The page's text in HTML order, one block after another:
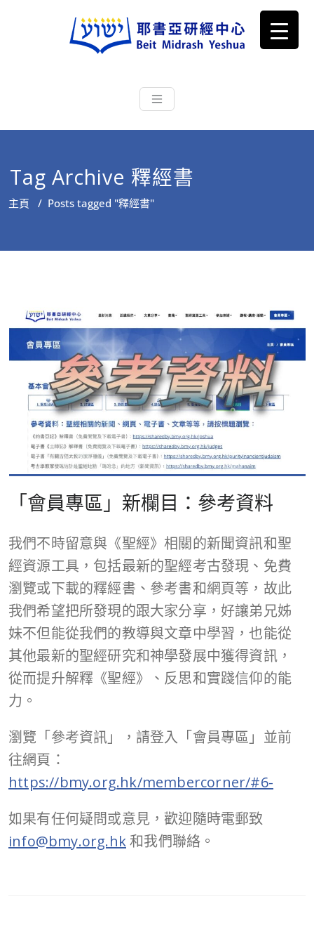
耶書亞研經中心
根源明白聖經，成為更好的門徒
Tag Archive 釋經書
主頁 / Posts tagged "釋經書"
「會員專區」新欄目：參考資料
我們不時留意與《聖經》相關的新聞資訊和聖
經資源工具，包括最新的聖經考古發現、免費
瀏覽或下載的釋經書、參考書和網頁等，故此
我們希望把所發現的跟大家分享，好讓弟兄姊
妹不但能從我們的教導與文章中學習，也能從
其他最新的聖經研究和神學發展中獲得資訊，
從而提升解釋《聖經》、反思和實踐信仰的能
力。
瀏覽「參考資訊」，請登入「會員專區」並前
往網頁：
https://bmy.org.hk/membercorner/#6-
如果有任何疑問或意見，歡迎隨時電郵致
info@bmy.org.hk和我們聯絡。